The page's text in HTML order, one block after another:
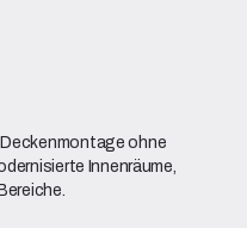
ohne
Innenräume,